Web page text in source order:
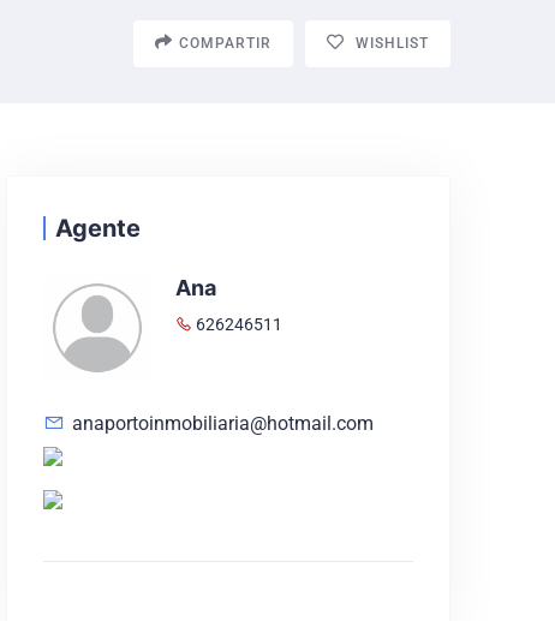
COMPARTIR WISHLIST
Agente
Ana
626246511
anaportoinmobiliaria@hotmail.com